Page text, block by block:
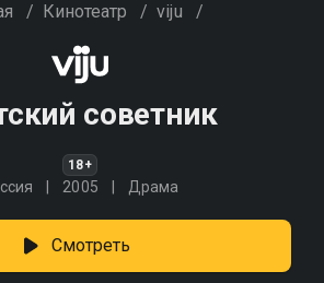
/ Кинотеатр / viju /
советник
18+
2005 Драма
Смотреть